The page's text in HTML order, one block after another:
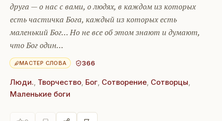
друга — о нас с вами, о людях, в каждом из которых
есть частичка Бога, каждый из которых есть
маленький Бог… Но не все об этом знают и думают,
что Бог один…
МАСТЕР СЛОВА 366
Люди., Творчество, Бог, Сотворение, Сотворцы,
Маленькие боги